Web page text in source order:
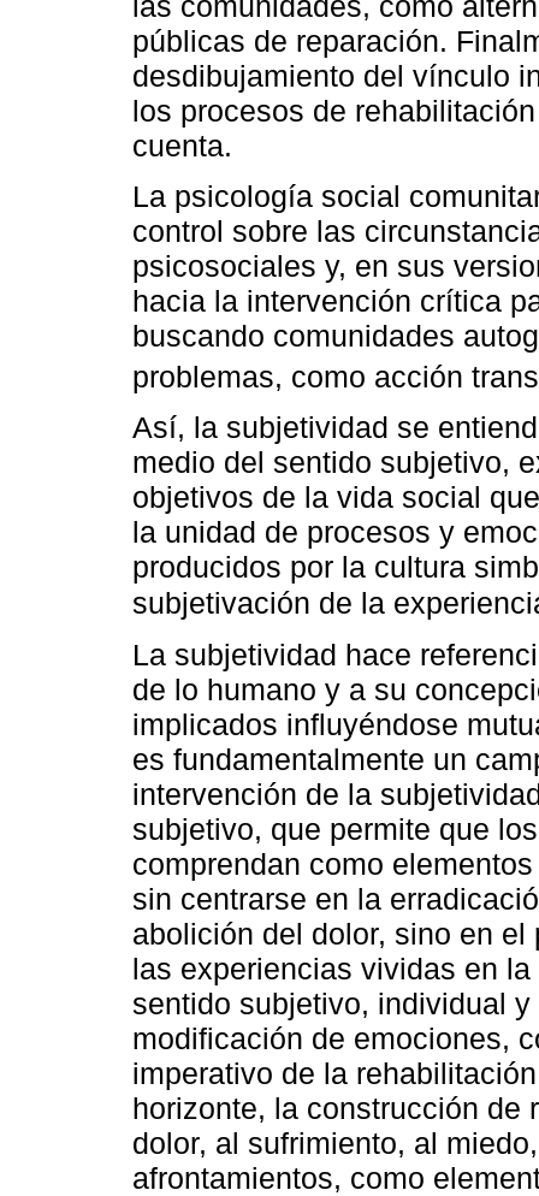
públicas de reparación.
desdibujamiento del vínculo
los procesos de
cuenta.
La psicología social
control sobre las
psicosociales y, en sus
hacia la intervención crítica
buscando comunidades
problemas, como acción
Así, la subjetividad se
medio del sentido subjetivo,
objetivos de la vida social
la unidad de procesos y
producidos por la cultura
subjetivación de la
La subjetividad hace
de lo humano y a su
implicados influyéndose
es fundamentalmente un
intervención de la
subjetivo, que permite que
comprendan como
sin centrarse en la
abolición del dolor, sino en
las experiencias vividas en
sentido subjetivo, individual
modificación de emociones,
imperativo de la
horizonte, la construcción de
dolor, al sufrimiento, al
afrontamientos, como